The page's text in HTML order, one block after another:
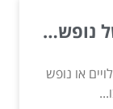
נופש…
או נופש